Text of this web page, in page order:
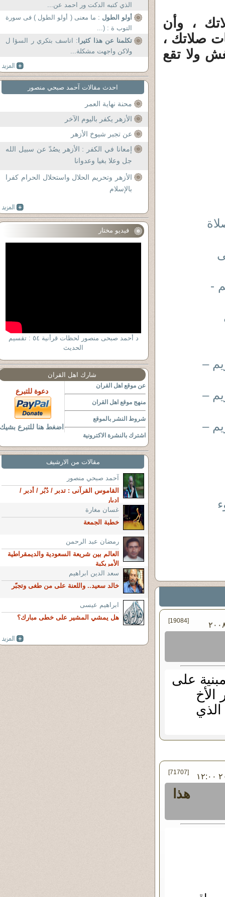
، وأن
صلاتك ،
ولا تقع
-
–
–
–
٢٥ - مارس - ٢٠٠٨ [19084]
على
في الأربعاء ٠١ - مايو - ٢٠١٣ ١٢:٠٠ [71707]
هذا
الذي كتبه الدكت ور احمد عن...
أولو الطول : ما معنى ( أولو الطول ) فى سورة
التوب ة : (...
تكلمنا عن هذا كثيرا : اتاسف بتكري ر السؤا ل
ولاكن واجهت مشكلة...
احدث مقالات آحمد صبحي منصور
محنة نهاية العمر
الأزهر يكفر باليوم الآخر
عن تجبر شيوخ الأزهر
إمعانا في الكفر : الأزهر يصُدّ عن سبيل الله
جل وعلا بغيا وعدوانا
الأزهر وتحريم الحلال واستحلال الحرام كفرا
بالإسلام
فيديو مختار
د أحمد صبحى منصور لحظات قرأنية ٥٤ : تقسيم
الحديث
شارك اهل القران
عن موقع اهل القران
منهج موقع اهل القران
شروط النشر بالموقع
اشترك بالنشرة الاكترونية
دعوة للتبرع
اضغط هنا للتبرع بشيك
مقالات من الارشيف
آحمد صبحي منصور
القاموس القرآنى : تدبر / دُبُر / أدبر /
ادبار
غسان مغارة
خطبة الجمعة
رمضان عبد الرحمن
العالم بين شريعة السعودية والديمقراطية
الأمريكية
سعد الدين ابراهيم
خالد سعيد.. واللعنة على من طغى وتجبّر
ابراهيم عيسى
هل يمشي المشير على خطى مبارك؟